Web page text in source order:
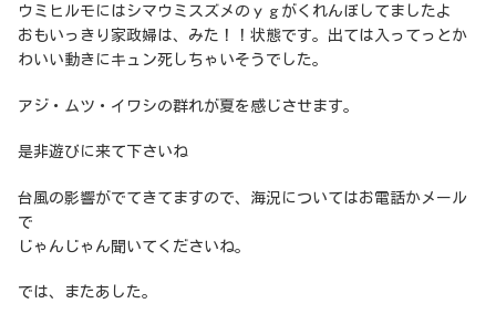
ウミヒルモにはシマウミスズメのｙｇがくれんぼしてましたよ
おもいっきり家政婦は、みた！！状態です。出ては入ってっとか
わいい動きにキュン死しちゃいそうでした。
アジ・ムツ・イワシの群れが夏を感じさせます。
是非遊びに来て下さいね
台風の影響がでてきてますので、海況についてはお電話かメール
で
じゃんじゃん聞いてくださいね。
では、またあした。